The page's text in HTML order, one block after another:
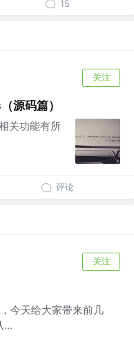
15
关注
源码篇）
关功能有所
评论
关注
今天给大家带来前几
...